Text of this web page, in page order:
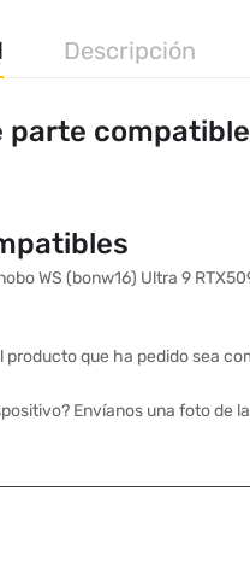
Descripción
parte
WS (bonw16) Ultra 9
producto que ha pedido sea
Envíanos una foto de